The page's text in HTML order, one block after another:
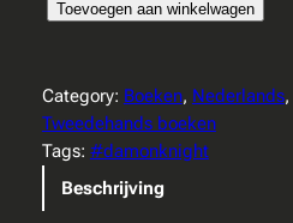
i
e
n
Toevoegen aan winkelwagen
Category: Boeken, Nederlands,
Tweedehands boeken
Tags: #damonknight
Beschrijving